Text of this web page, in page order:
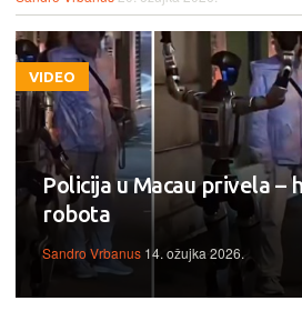
VIDEO
Policija u Macau privela –
robota
Sandro Vrbanus 14. ožujka 2026.